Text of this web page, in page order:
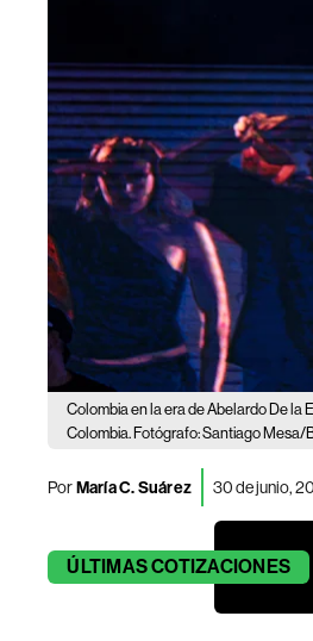
Colombia en la era de Abelardo De la
Colombia. Fotógrafo: Santiago Mesa/
PorMaría C. Suárez 30 de junio,
ÚLTIMASCOTIZACIONES